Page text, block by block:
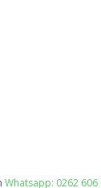
Whatsapp: 0262 606